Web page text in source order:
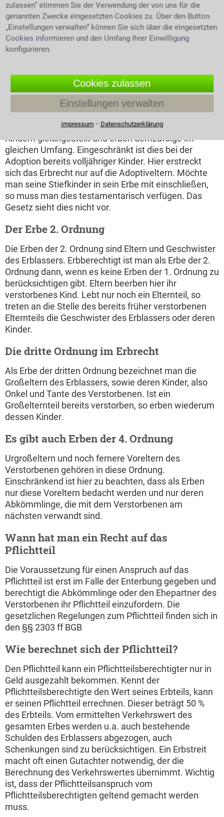
Als Erben der ersten Ordnung werden die Kinder des
Verstorbenen einschließlich ihrer Kindeskinder
genannt. Zu beachten ist jedoch, dass ein lebender
Erbe der ersten Ordnung seine eigenen Nachkommen
unehelich gezeugt! Eine Ausnahme ist leider zu
berücksichtigen: alle Geburten in den alten
Bundesländern vor Juli 1949 fallen nicht in diese
Gesetzesregelung. Kinder die als Minderjährige
adoptiert werden, sind vor dem Gesetz den leiblichen
Kindern gleichgestellt und erben demzufolge im
gleichen Umfang. Eingeschränkt ist dies bei der
Adoption bereits volljähriger Kinder. Hier erstreckt
sich das Erbrecht nur auf die Adoptiveltern. Möchte
man seine Stiefkinder in sein Erbe mit einschließen,
so muss man dies testamentarisch verfügen. Das
Gesetz sieht dies nicht vor.
Der Erbe 2. Ordnung
Die Erben der 2. Ordnung sind Eltern und Geschwister
des Erblassers. Erbberechtigt ist man als Erbe der 2.
Ordnung dann, wenn es keine Erben der 1. Ordnung zu
berücksichtigen gibt. Eltern beerben hier ihr
verstorbenes Kind. Lebt nur noch ein Elternteil, so
treten an die Stelle des bereits früher verstorbenen
Elternteils die Geschwister des Erblassers oder deren
Kinder.
Die dritte Ordnung im Erbrecht
Als Erbe der dritten Ordnung bezeichnet man die
Großeltern des Erblassers, sowie deren Kinder, also
Onkel und Tante des Verstorbenen. Ist ein
Großelternteil bereits verstorben, so erben wiederum
dessen Kinder.
Es gibt auch Erben der 4. Ordnung
Urgroßeltern und noch fernere Voreltern des
Verstorbenen gehören in diese Ordnung.
Einschränkend ist hier zu beachten, dass als Erben
nur diese Voreltern bedacht werden und nur deren
Abkömmlinge, die mit dem Verstorbenen am
nächsten verwandt sind.
Wann hat man ein Recht auf das
Pflichtteil
Die Voraussetzung für einen Anspruch auf das
Pflichtteil ist erst im Falle der Enterbung gegeben und
berechtigt die Abkömmlinge oder den Ehepartner des
Verstorbenen ihr Pflichtteil einzufordern. Die
gesetzlichen Regelungen zum Pflichtteil finden sich in
den §§ 2303 ff BGB
Wie berechnet sich der Pflichtteil?
Den Pflichtteil kann ein Pflichtteilsberechtigter nur in
Geld ausgezahlt bekommen. Kennt der
Pflichtteilsberechtigte den Wert seines Erbteils, kann
er seinen Pflichtteil errechnen. Dieser beträgt 50 %
des Erbteils. Vom ermittelten Verkehrswert des
gesamten Erbes werden u.a. auch bestehende
Schulden des Erblassers abgezogen, auch
Schenkungen sind zu berücksichtigen. Ein Erbstreit
macht oft einen Gutachter notwendig, der die
Berechnung des Verkehrswertes übernimmt. Wichtig
ist, dass der Pflichtteilsanspruch vom
Pflichtteilsberechtigten geltend gemacht werden
muss.
zulassen“ stimmen Sie der Verwendung der von uns für die
genannten Zwecke eingesetzten Cookies zu. Über den Button
„Einstellungen verwalten“ können Sie sich über die eingesetzten
Cookies informieren und den Umfang Ihrer Einwilligung
konfigurieren.
Cookies zulassen
Einstellungen verwalten
Impressum⁃ Datenschutzerklärung